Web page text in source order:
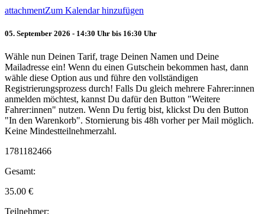
attachmentZum Kalendar hinzufügen
05. September 2026 - 14:30 Uhr bis 16:30 Uhr
Wähle nun Deinen Tarif, trage Deinen Namen und Deine
Mailadresse ein! Wenn du einen Gutschein bekommen hast, dann
wähle diese Option aus und führe den vollständigen
Registrierungsprozess durch! Falls Du gleich mehrere Fahrer:innen
anmelden möchtest, kannst Du dafür den Button "Weitere
Fahrer:innen" nutzen. Wenn Du fertig bist, klickst Du den Button
"In den Warenkorb". Stornierung bis 48h vorher per Mail möglich.
Keine Mindestteilnehmerzahl.
1781182466
Gesamt:
35.00 €
Teilnehmer: